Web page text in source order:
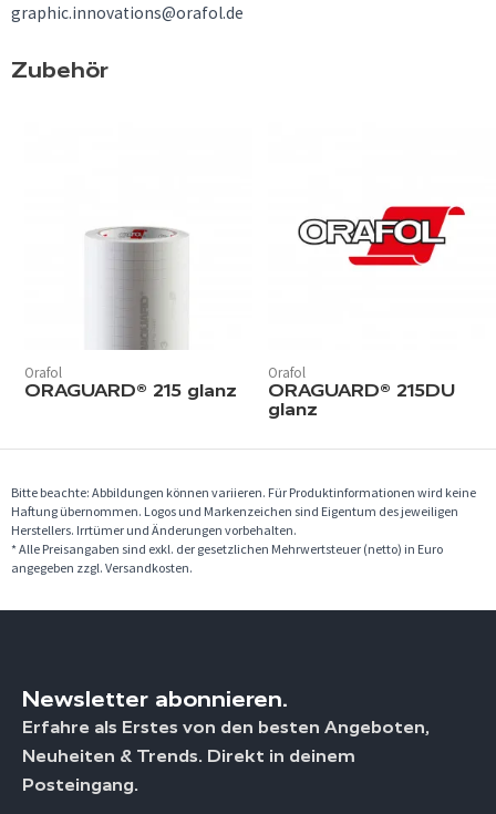
graphic.innovations@orafol.de
Zubehör
Orafol
ORAGUARD® 215 glanz
Orafol
ORAGUARD® 215DU
glanz
Bitte beachte: Abbildungen können variieren. Für Produktinformationen wird keine
Haftung übernommen. Logos und Markenzeichen sind Eigentum des jeweiligen
Herstellers. Irrtümer und Änderungen vorbehalten.
* Alle Preisangaben sind exkl. der gesetzlichen Mehrwertsteuer (netto) in Euro
angegeben zzgl. Versandkosten.
Newsletter abonnieren.
Erfahre als Erstes von den besten Angeboten,
Neuheiten & Trends. Direkt in deinem
Posteingang.